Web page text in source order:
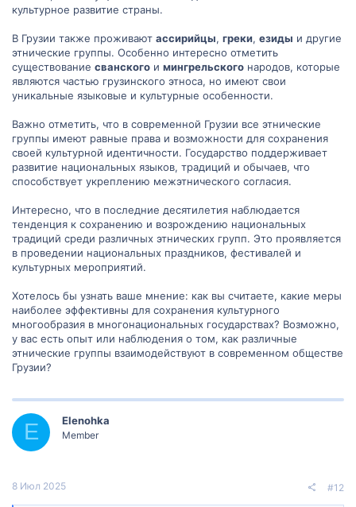
культурное развитие страны.
В Грузии также проживают ассирийцы, греки, езиды и другие
этнические группы. Особенно интересно отметить
существование сванского и мингрельского народов, которые
являются частью грузинского этноса, но имеют свои
уникальные языковые и культурные особенности.
Важно отметить, что в современной Грузии все этнические
группы имеют равные права и возможности для сохранения
своей культурной идентичности. Государство поддерживает
развитие национальных языков, традиций и обычаев, что
способствует укреплению межэтнического согласия.
Интересно, что в последние десятилетия наблюдается
тенденция к сохранению и возрождению национальных
традиций среди различных этнических групп. Это проявляется
в проведении национальных праздников, фестивалей и
культурных мероприятий.
Хотелось бы узнать ваше мнение: как вы считаете, какие меры
наиболее эффективны для сохранения культурного
многообразия в многонациональных государствах? Возможно,
у вас есть опыт или наблюдения о том, как различные
этнические группы взаимодействуют в современном обществе
Грузии?
E Elenohka
Member
8 Июл 2025 #12